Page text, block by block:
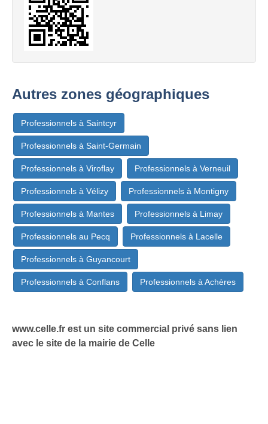
Autres zones géographiques
Professionnels à Saintcyr
Professionnels à Saint-Germain
Professionnels à Viroflay Professionnels à Verneuil
Professionnels à Vélizy Professionnels à Montigny
Professionnels à Mantes Professionnels à Limay
Professionnels au Pecq Professionnels à Lacelle
Professionnels à Guyancourt
Professionnels à Conflans Professionnels à Achères
www.celle.fr est un site commercial privé sans lien
avec le site de la mairie de Celle